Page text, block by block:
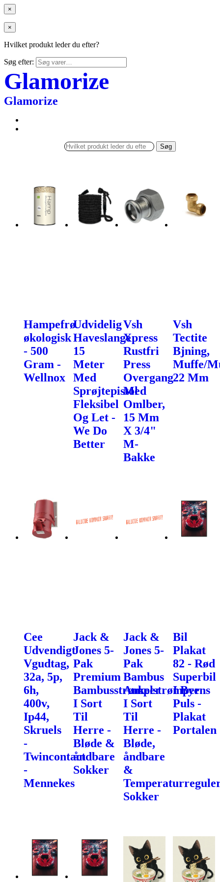
×
×
Hvilket produkt leder du efter?
Søg efter:
Glamorize
Glamorize
Søg
Hampefrø
økologisk
- 500
Gram -
Wellnox
Udvidelig
Haveslange
15
Meter
Med
Sprøjtepistol
Fleksibel
Og Let -
We Do
Better
Vsh
Xpress
Rustfri
Press
Overgang
Med
Omlber,
15 Mm
X 3/4"
M-
Bakke
Vsh
Tectite
Bjning,
Muffe/
22 Mm
Cee
Udvendigt
Vgudtag,
32a, 5p,
6h,
400v,
Ip44,
Skruels
-
Twincontact
-
Mennekes
Jack &
Jones 5-
Pak
Premium
Bambusstrømper
I Sort
Til
Herre -
Bløde &
åndbare
Sokker
Jack &
Jones 5-
Pak
Bambus
Ankelstrømper
I Sort
Til
Herre -
Bløde,
åndbare
&
Sokker
Bil
Plakat
82 - Rød
Superbil
I Byens
Puls -
Plakat
Portalen